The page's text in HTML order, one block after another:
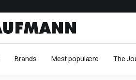
Brands Mest populære The